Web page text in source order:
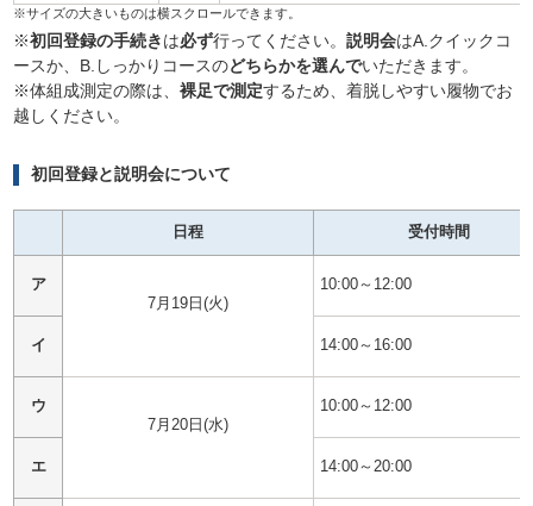
※初回登録の手続きは必ず行ってください。説明会はA.クイックコ
ースか、B.しっかりコースのどちらかを選んでいただきます。
※体組成測定の際は、裸足で測定するため、着脱しやすい履物でお
越しください。
初回登録と説明会について
日程 受付時間
ア
7月19日(火)
10:00～12:00
イ 14:00～16:00
ウ
7月20日(水)
10:00～12:00
エ 14:00～20:00